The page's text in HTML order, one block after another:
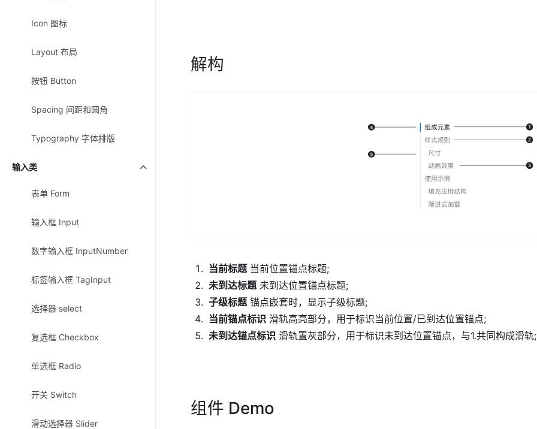
解构
当前标题 当前位置锚点标题;
未到达标题 未到达位置锚点标题;
子级标题 锚点嵌套时，显示子级标题;
当前锚点标识 滑轨高亮部分，用于标识当前位置/已到达位置锚点;
未到达锚点标识 滑轨置灰部分，用于标识未到达位置锚点，与1.共同构成滑轨;
组件 Demo
Icon 图标
Layout 布局
按钮 Button
Spacing 间距和圆角
Typography 字体排版
输入类
表单 Form
输入框 Input
数字输入框 InputNumber
标签输入框 TagInput
选择器 select
复选框 Checkbox
单选框 Radio
开关 Switch
滑动选择器 Slider